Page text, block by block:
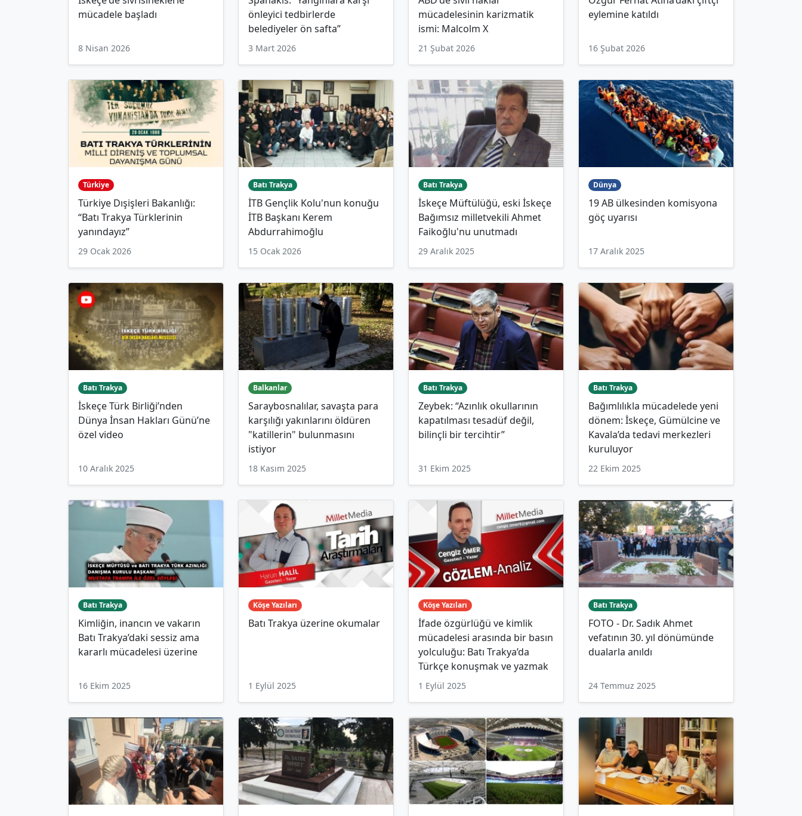
mücadele başladı
8 Nisan 2026
önleyici tedbirlerde
belediyeler ön safta”
3 Mart 2026
mücadelesinin karizmatik
ismi: Malcolm X
21 Şubat 2026
eylemine katıldı
16 Şubat 2026
Türkiye
Türkiye Dışişleri Bakanlığı:
“Batı Trakya Türklerinin
yanındayız”
29 Ocak 2026
Batı Trakya
İTB Gençlik Kolu'nun konuğu
İTB Başkanı Kerem
Abdurrahimoğlu
15 Ocak 2026
Batı Trakya
İskeçe Müftülüğü, eski İskeçe
Bağımsız milletvekili Ahmet
Faikoğlu'nu unutmadı
29 Aralık 2025
Dünya
19 AB ülkesinden komisyona
göç uyarısı
17 Aralık 2025
Batı Trakya
İskeçe Türk Birliği’nden
Dünya İnsan Hakları Günü’ne
özel video
10 Aralık 2025
Balkanlar
Saraybosnalılar, savaşta para
karşılığı yakınlarını öldüren
"katillerin" bulunmasını
istiyor
18 Kasım 2025
Batı Trakya
Zeybek: “Azınlık okullarının
kapatılması tesadüf değil,
bilinçli bir tercihtir”
31 Ekim 2025
Batı Trakya
Bağımlılıkla mücadelede yeni
dönem: İskeçe, Gümülcine ve
Kavala’da tedavi merkezleri
kuruluyor
22 Ekim 2025
Batı Trakya
Kimliğin, inancın ve vakarın
Batı Trakya’daki sessiz ama
kararlı mücadelesi üzerine
16 Ekim 2025
Köşe Yazıları
Batı Trakya üzerine okumalar
1 Eylül 2025
Köşe Yazıları
İfade özgürlüğü ve kimlik
mücadelesi arasında bir basın
yolculuğu: Batı Trakya’da
Türkçe konuşmak ve yazmak
1 Eylül 2025
Batı Trakya
FOTO - Dr. Sadık Ahmet
vefatının 30. yıl dönümünde
dualarla anıldı
24 Temmuz 2025